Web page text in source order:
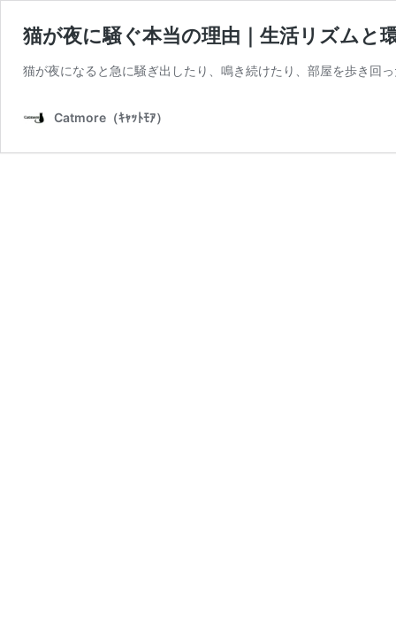
猫が夜に騒ぐ本当の理由｜生活リズムと
猫が夜になると急に騒ぎ出したり、鳴き続けたり、部屋を歩き
Catmore（ｷｬｯﾄﾓｱ）